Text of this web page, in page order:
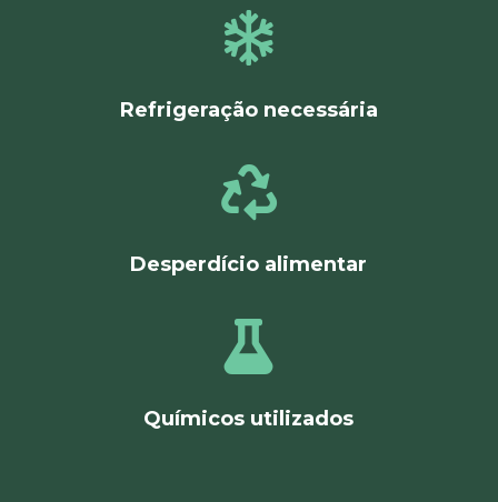

Refrigeração necessária

Desperdício alimentar

Químicos utilizados